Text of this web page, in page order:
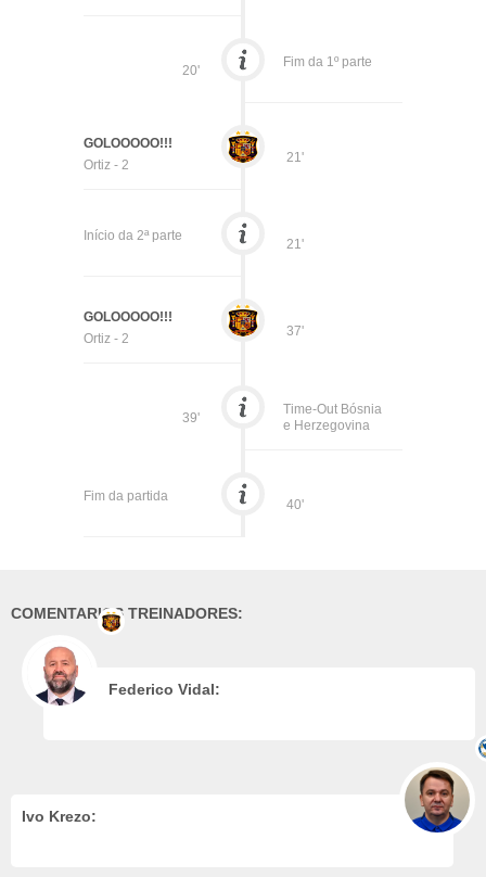
20'
Fim da 1º parte
21'
GOLOOOOO!!!
Ortiz - 2
21'
Início da 2ª parte
37'
GOLOOOOO!!!
Ortiz - 2
39'
Time-Out Bósnia
e Herzegovina
40'
Fim da partida
COMENTARIOS TREINADORES:
Federico Vidal:
Ivo Krezo: